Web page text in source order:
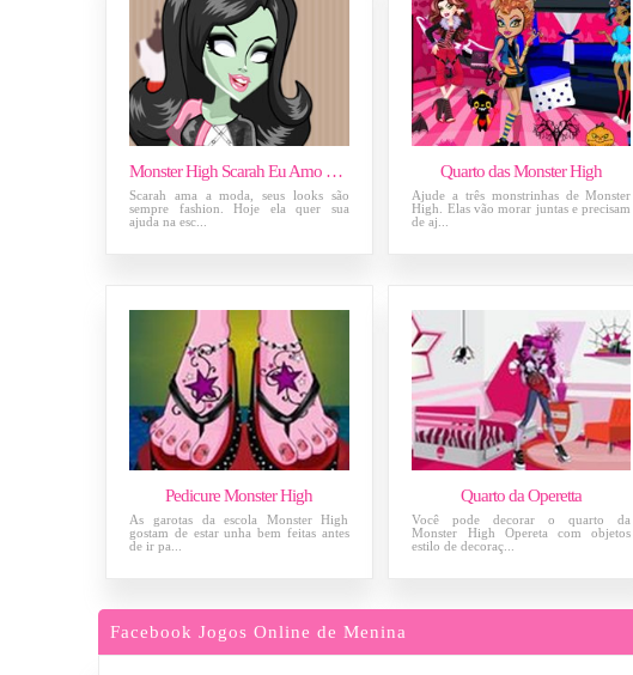
Monster High Scarah Eu Amo a Moda
Scarah ama a moda, seus looks são
sempre fashion. Hoje ela quer sua
ajuda na esc...
Quarto das Monster High
Ajude a três monstrinhas de Monster
High. Elas vão morar juntas e precisam
de aj...
Pedicure Monster High
As garotas da escola Monster High
gostam de estar unha bem feitas antes
de ir pa...
Quarto da Operetta
Você pode decorar o quarto da
Monster High Opereta com objetos
estilo de decoraç...
Facebook Jogos Online de Menina